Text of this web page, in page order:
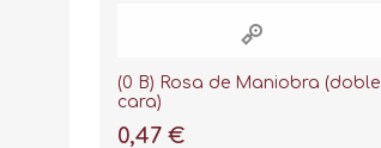
(0 B) Rosa de Maniobra (doble
cara)
0,47 €